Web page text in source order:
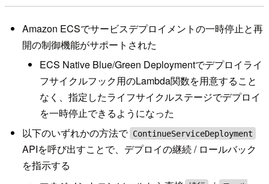
Amazon ECSでサービスデプロイメントの一時停止と再
開の制御機能がサポートされた
ECS Native Blue/Green Deploymentでデプロイライ
フサイクルフック用のLambda関数を用意すること
なく、指定したライフサイクルステージでデプロイ
を一時停止できるようになった
以下のいずれかの方法で ContinueServiceDeployment
APIを呼び出すことで、デプロイの継続 / ロールバック
を指示する